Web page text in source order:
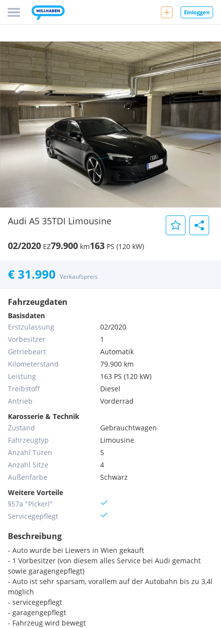
Einloggen
Audi A5 35TDI Limousine
02/2020 EZ79.900 km163 PS (120 kW)
€ 31.990 Verkaufspreis
Fahrzeugdaten
Basisdaten
Erstzulassung
02/2020
Vorbesitzer
1
Getriebeart
Automatik
Kilometerstand
79.900 km
Leistung
163 PS (120 kW)
Treibstoff
Diesel
Antrieb
Vorderrad
Karosserie & Technik
Zustand
Gebrauchtwagen
Fahrzeugtyp
Limousine
Anzahl Türen
5
Anzahl Sitze
4
Außenfarbe
Schwarz
Weitere Vorteile
§57a "Pickerl"
Servicegepflegt
Beschreibung
- Auto wurde bei Liewers in Wien gekauft
- 1 Vorbesitzer (von diesem alles Service bei Audi gemacht
sowie garagengepflegt)
- Auto ist sehr sparsam, vorallem auf der Autobahn bis zu 3,4l
möglich
- servicegepflegt
- garagengepflegt
- Fahrzeug wird bewegt